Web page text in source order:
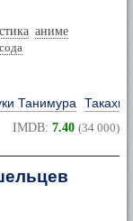
аниме
Танимура
IMDB: 7.40 (34 000)